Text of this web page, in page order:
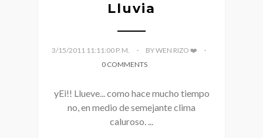
Lluvia
3/15/2011 11:11:00 P. M.
BY WEN RIZO ❤️
0 COMMENTS
yEi!! Llueve... como hace mucho tiempo
no, en medio de semejante clima
caluroso. ...